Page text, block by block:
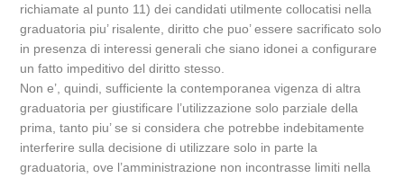
richiamate al punto 11) dei candidati utilmente collocatisi nella
graduatoria piu’ risalente, diritto che puo’ essere sacrificato solo
in presenza di interessi generali che siano idonei a configurare
un fatto impeditivo del diritto stesso.
Non e’, quindi, sufficiente la contemporanea vigenza di altra
graduatoria per giustificare l’utilizzazione solo parziale della
prima, tanto piu’ se si considera che potrebbe indebitamente
interferire sulla decisione di utilizzare solo in parte la
graduatoria, ove l’amministrazione non incontrasse limiti nella